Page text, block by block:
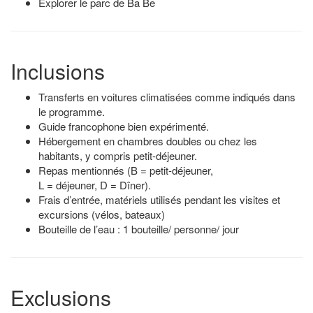
Inclusions
Transferts en voitures climatisées comme indiqués dans
le programme.
Guide francophone bien expérimenté.
Hébergement en chambres doubles ou chez les
habitants, y compris petit-déjeuner.
Repas mentionnés (B = petit-déjeuner,
L = déjeuner, D = Dîner).
Frais d’entrée, matériels utilisés pendant les visites et
excursions (vélos, bateaux)
Bouteille de l’eau : 1 bouteille/ personne/ jour
Exclusions